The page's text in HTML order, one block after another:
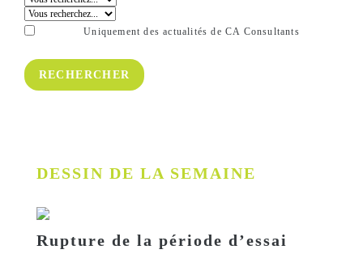
Uniquement des actualités de CA Consultants
DESSIN DE LA SEMAINE
Rupture de la période d’essai